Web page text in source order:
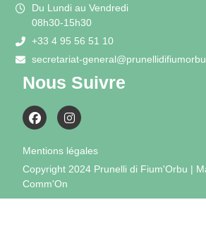
Du Lundi au Vendredi
08h30-15h30
+33 4 95 56 51 10
secretariat-
Nous Suivre
Mentions légales
Copyright 2024 Prunelli di Fium'Orbu |
Comm'On